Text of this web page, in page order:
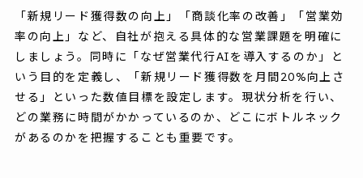
「新規リード獲得数の向上」「商談化率の改善」「営業効
率の向上」など、自社が抱える具体的な営業課題を明確に
しましょう。同時に「なぜ営業代行AIを導入するのか」と
いう目的を定義し、「新規リード獲得数を月間20%向上さ
せる」といった数値目標を設定します。現状分析を行い、
どの業務に時間がかかっているのか、どこにボトルネック
があるのかを把握することも重要です。